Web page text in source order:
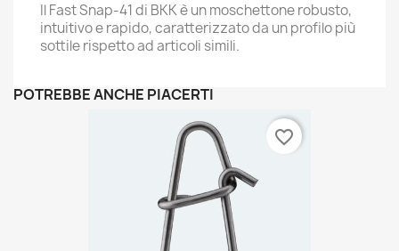
Il Fast Snap-41 di BKK è un moschettone robusto,
intuitivo e rapido, caratterizzato da un profilo più
sottile rispetto ad articoli simili.
POTREBBE ANCHE PIACERTI
favorite_border